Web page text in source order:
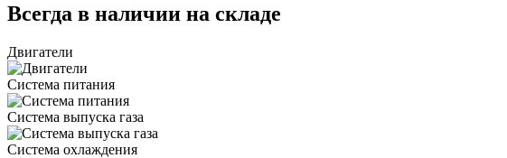
Всегда в наличии на складе
Двигатели
Система питания
Система выпуска газа
Система охлаждения